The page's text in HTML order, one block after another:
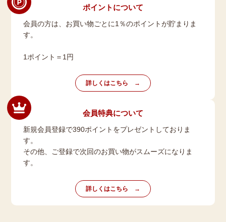
ポイントについて
会員の方は、お買い物ごとに1％のポイントが貯まりま
す。
1ポイント＝1円
詳しくはこちら
会員特典について
新規会員登録で390ポイントをプレゼントしておりま
す。
その他、ご登録で次回のお買い物がスムーズになりま
す。
詳しくはこちら